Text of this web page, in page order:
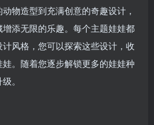
物造型到充满创意的奇趣设计，
添无限的乐趣。每个主题娃娃都
风格，您可以探索这些设计，收
。随着您逐步解锁更多的娃娃种
。